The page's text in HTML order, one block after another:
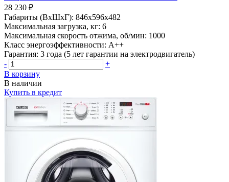
28 230 ₽
Габариты (ВхШхГ): 846x596x482
Максимальная загрузка, кг: 6
Максимальная скорость отжима, об/мин: 1000
Класс энергоэффективности: A++
Гарантия: 3 года (5 лет гарантии на электродвигатель)
-
+
В корзину
В наличии
Купить в кредит